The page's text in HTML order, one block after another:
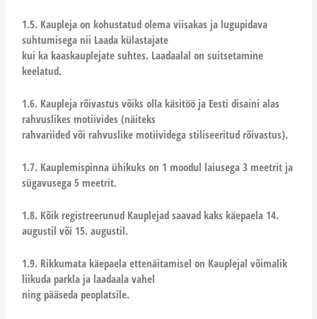
1.5. Kaupleja on kohustatud olema viisakas ja lugupidava
suhtumisega nii Laada külastajate
kui ka kaaskauplejate suhtes. Laadaalal on suitsetamine
keelatud.
1.6. Kaupleja rõivastus võiks olla käsitöö ja Eesti disaini alas
rahvuslikes motiivides (näiteks
rahvariided või rahvuslike motiividega stiliseeritud rõivastus).
1.7. Kauplemispinna ühikuks on 1 moodul laiusega 3 meetrit ja
sügavusega 5 meetrit.
1.8. Kõik registreerunud Kauplejad saavad kaks käepaela 14.
augustil või 15. augustil.
1.9. Rikkumata käepaela ettenäitamisel on Kauplejal võimalik
liikuda parkla ja laadaala vahel
ning pääseda peoplatsile.